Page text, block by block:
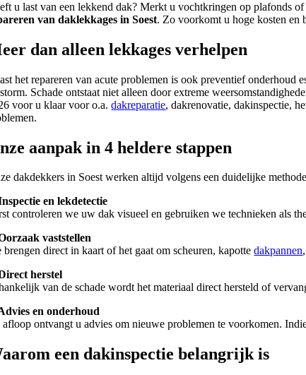
u last van een lekkend dak? Merkt u vochtkringen op plafonds
van daklekkages in Soest. Zo voorkomt u hoge kosten en
dan alleen lekkages verhelpen
het repareren van acute problemen is ook preventief onderhoud
Schade ontstaat niet alleen door extreme
voor u klaar voor o.a.dakreparatie, dakrenovatie, dakinspectie,
aanpak in 4 heldere stappen
dakdekkers in Soest werken altijd volgens een duidelijke
en lekdetectie
controleren we uw dak visueel en gebruiken we technieken als
vaststellen
brengen direct in kaart of het gaat om scheuren, kapottedakpannen
herstel
van de schade wordt het materiaal direct hersteld of
en onderhoud
afloop ontvangt u advies om nieuwe problemen te voorkomen.
een dakinspectie belangrijk is